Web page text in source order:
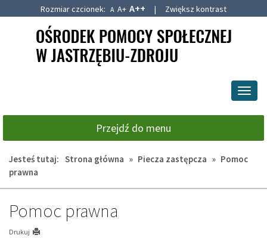
wyszukiwarki
Rozmiar czcionek: A A+ A++ | Zwiększ kontrast
Przejdź do menu
Jesteś tutaj: Strona główna » Piecza zastępcza » Pomoc
prawna
Pomoc prawna
Drukuj